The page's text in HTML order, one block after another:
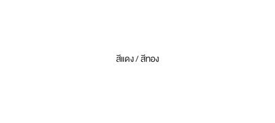
สีแดง / สีทอง